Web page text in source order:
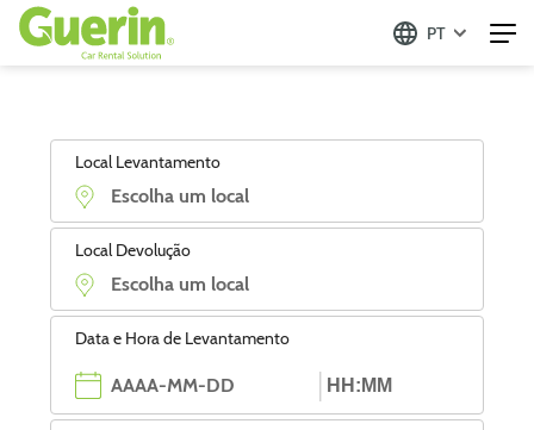
PT
Local Levantamento
Local Devolução
Data e Hora de Levantamento